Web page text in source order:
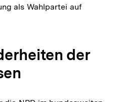
als Wahlpartei auf
der